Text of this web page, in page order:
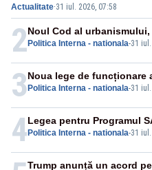
Actualitate·31 iul. 2026, 07:58
2 Politica Interna - nationala-31
Noul Cod al
3 Politica Interna - nationala-31
Noua lege de funcționare
4 Politica Interna - nationala-31
Legea pentru Programul
Trump anunță un acord